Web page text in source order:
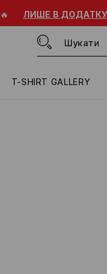
ЛИШЕ В ДОДАТКУ
T-SHIRT GALLERY